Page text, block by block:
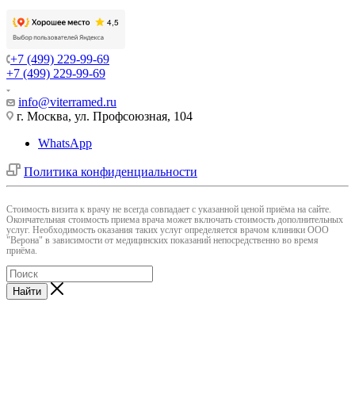
+7 (499) 229-99-69
+7 (499) 229-99-69
info@viterramed.ru
г. Москва, ул. Профсоюзная, 104
WhatsApp
Политика конфиденциальности
Cтоимость визита к врачу не всегда совпадает с указанной ценой приёма на сайте.
Окончательная стоимость приема врача может включать стоимость дополнительных
услуг. Необходимость оказания таких услуг определяется врачом клиники ООО
"Верона" в зависимости от медицинских показаний непосредственно во время
приёма.
Найти